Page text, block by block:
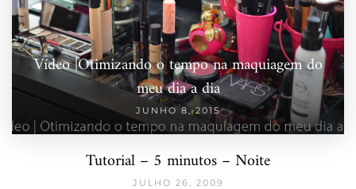
Vídeo |Otimizando o tempo na maquiagem do
meu dia a dia
JUNHO 8, 2015
Tutorial – 5 minutos – Noite
JULHO 26, 2009